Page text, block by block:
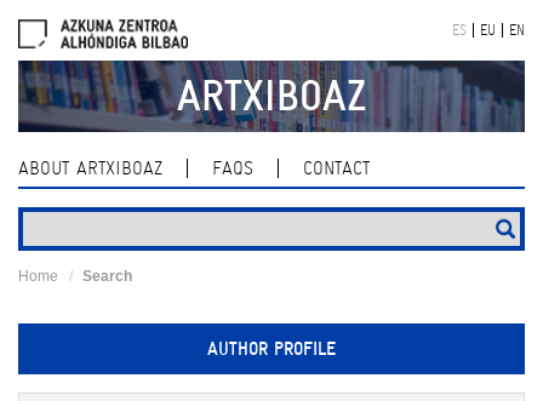
navigation
ES EU EN
ARTXIBOAZ
ABOUT ARTXIBOAZ FAQS CONTACT
Home Search
AUTHOR PROFILE